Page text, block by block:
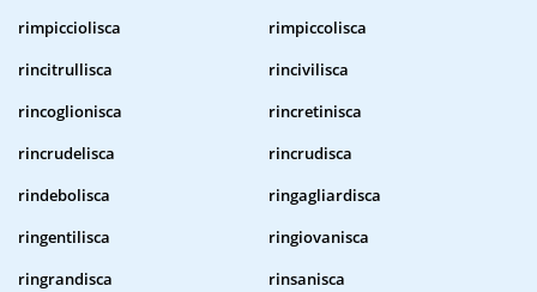
rimpicciolisca
rimpiccolisca
rincitrullisca
rincivilisca
rincoglionisca
rincretinisca
rincrudelisca
rincrudisca
rindebolisca
ringagliardisca
ringentilisca
ringiovanisca
ringrandisca
rinsanisca